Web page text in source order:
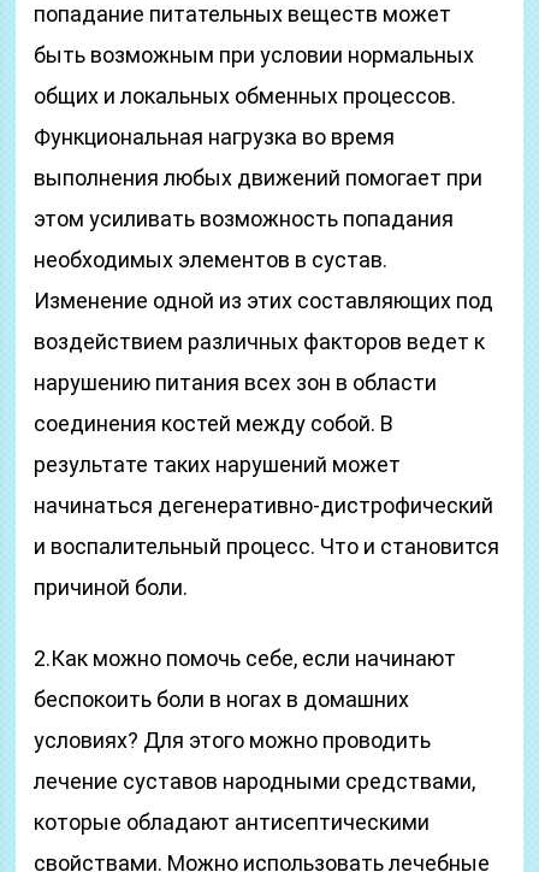
попадание питательных веществ может
быть возможным при условии нормальных
общих и локальных обменных процессов.
Функциональная нагрузка во время
выполнения любых движений помогает при
этом усиливать возможность попадания
необходимых элементов в сустав.
Изменение одной из этих составляющих под
воздействием различных факторов ведет к
нарушению питания всех зон в области
соединения костей между собой. В
результате таких нарушений может
начинаться дегенеративно-дистрофический
и воспалительный процесс. Что и становится
причиной боли.
2.Как можно помочь себе, если начинают
беспокоить боли в ногах в домашних
условиях? Для этого можно проводить
лечение суставов народными средствами,
которые обладают антисептическими
свойствами. Можно использовать лечебные